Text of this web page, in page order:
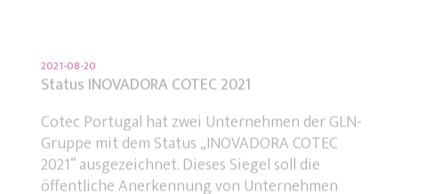
Cotec Portugal hat zwei Unternehmen der GLN-
Gruppe mit dem Status „INOVADORA COTEC
2021“ ausgezeichnet. Dieses Siegel soll die
öffentliche Anerkennung von Unternehmen
fördern, die durch ihre Innovationsleistung ein
Beispiel für…